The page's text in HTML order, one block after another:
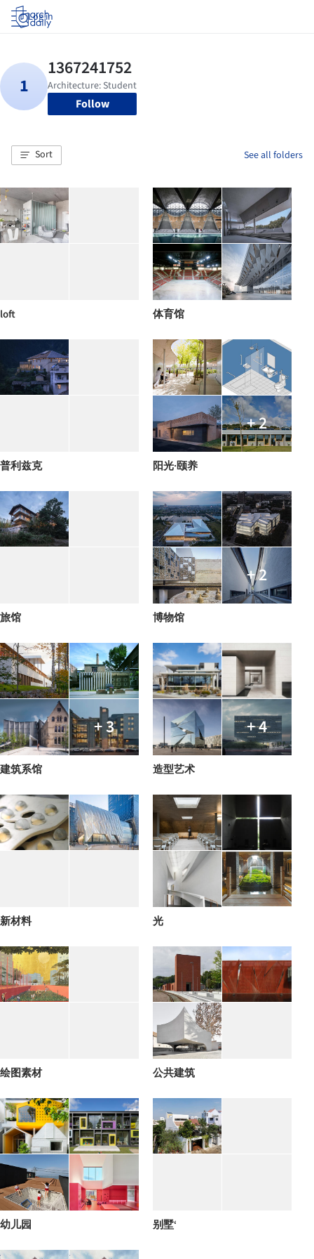
Log in
Follow
Sort See all folders
loft 体育馆
普利兹克
+ 2
阳光·颐养
旅馆
+ 2
博物馆
+ 3
建筑系馆
+ 4
造型艺术
新材料 光
绘图素材 公共建筑
幼儿园 别墅‘